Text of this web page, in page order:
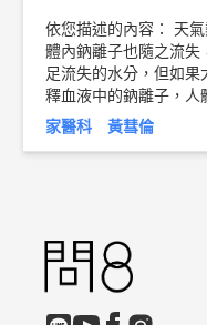
依您描述的內容： 天
體內鈉離子也隨之流
足流失的水分，但如
釋血液中的鈉離子，人
水分從尿液排出，一
的水也無法留在體內
預防中暑。 以上純係觀念交流，一切以醫師實際看診為
tp://bit.ly/2uUM3sQ
家醫科 黃彗倫